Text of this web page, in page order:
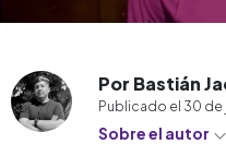
Por Bastián
Publicado el 30 de
Sobre el autor